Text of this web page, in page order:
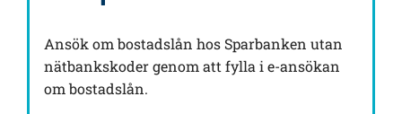
Ansök om bostadslån hos Sparbanken utan
nätbankskoder genom att fylla i e-ansökan
om bostadslån.